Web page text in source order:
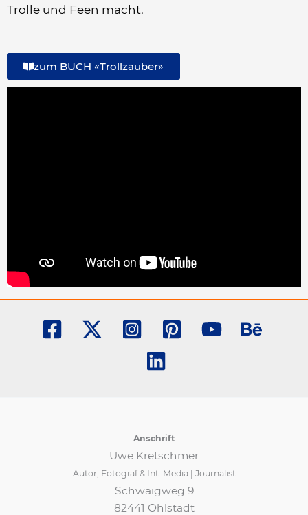
Trolle und Feen macht.
zum BUCH «Trollzauber»
Anschrift
Uwe Kretschmer
Autor, Fotograf & Int. Media | Journalist
Schwaigweg 9
82441 Ohlstadt